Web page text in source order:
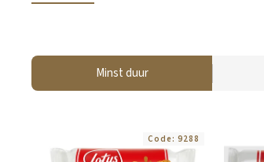
Minst duur
Code: 9288